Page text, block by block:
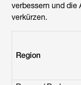
verbessern und
verkürzen.
Region